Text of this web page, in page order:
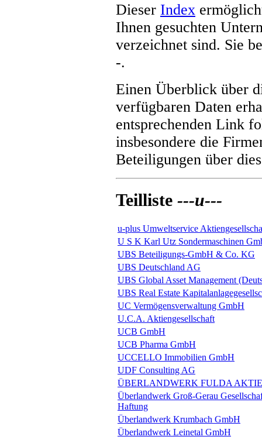
Dieser Index
Ihnen gesuchten
verzeichnet sind. Sie
-.
Einen Überblick über
verfügbaren Daten
entsprechenden Link
insbesondere die
Beteiligungen über
Teilliste ---u---
u-plus Umweltservice
U S K Karl Utz Sondermaschinen
UBS Beteiligungs-GmbH & Co. KG
UBS Deutschland AG
UBS Global Asset Management
UBS Real Estate
UC Vermögensverwaltung GmbH
U.C.A. Aktiengesellschaft
UCB GmbH
UCB Pharma GmbH
UCCELLO Immobilien GmbH
UDF Consulting AG
ÜBERLANDWERK FULDA
Überlandwerk Groß-Gerau
Haftung
Überlandwerk Krumbach GmbH
Überlandwerk Leinetal GmbH